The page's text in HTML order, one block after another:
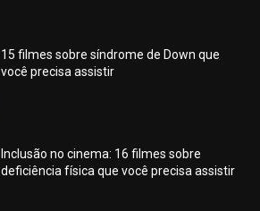
15 filmes sobre síndrome de Down que
você precisa assistir
Inclusão no cinema: 16 filmes sobre
deficiência física que você precisa assistir